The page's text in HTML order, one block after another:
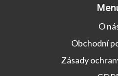
O
Obchodní
Zásady